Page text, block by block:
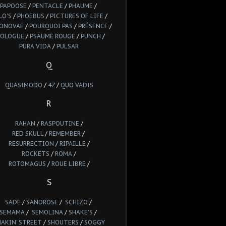
PAPOOSE / PENTACLE / PHAUME /
/ PHOEBUS / PICTURES OF LIFE /
/ POURQUOI PAS / PRÉSENCE /
/ PSAUME ROUGE / PUNCH /
PURA VIDA / PULSAR
Q
QUASIMODO / 4Z/ QUO VADIS
R
RAHAN / RASPOUTINE /
RED SKULL/ REMEMBER/
RESURRECTION / RIPAILLE /
ROCKETS / ROMA /
ROTOMAGUS / ROUE LIBRE /
S
SADE / SANDROSE / SCHIZO /
SEMAMA / SEMOLINA / SHAKE'S /
STREET / SHOUTERS / SOGGY